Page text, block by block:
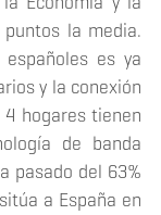
la media.
es ya
y la conexión
hogares tienen
de banda
pasado del 63%
a España en